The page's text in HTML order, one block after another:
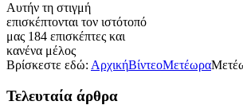
Αυτήν τη στιγμή
επισκέπτονται τον ιστότοπό
μας 184 επισκέπτες και
κανένα μέλος
Βρίσκεστε εδώ: ΑρχικήΒίντεοΜετέωρα
Τελευταία άρθρα